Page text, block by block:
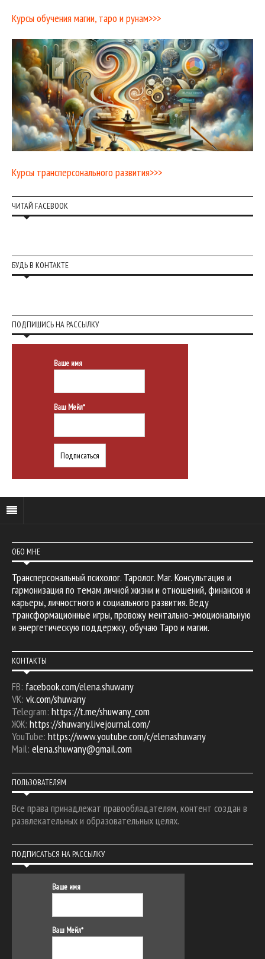
Курсы обучения магии, таро и рунам>>>
Курсы трансперсонального развития>>>
ЧИТАЙ FACEBOOK
БУДЬ В КОНТАКТЕ
ПОДПИШИСЬ НА РАССЫЛКУ
Ваше имя
Ваш Мейл*
ОБО МНЕ
Трансперсональный психолог. Таролог. Маг. Консультация и
гармонизация по темам личной жизни и отношений, финансов и
карьеры, личностного и социального развития. Веду
трансформационные игры, провожу ментально-эмоциональную
и энергетическую поддержку, обучаю Таро и магии.
КОНТАКТЫ
FB: facebook.com/elena.shuwany
VK: vk.com/shuwany
Telegram: https://t.me/shuwany_com
ЖЖ: https://shuwany.livejournal.com/
YouTube: https://www.youtube.com/c/elenashuwany
Mail: elena.shuwany@gmail.com
ПОЛЬЗОВАТЕЛЯМ
Все права принадлежат правообладателям, контент создан в
развлекательных и образовательных целях.
ПОДПИСАТЬСЯ НА РАССЫЛКУ
Ваше имя
Ваш Мейл*